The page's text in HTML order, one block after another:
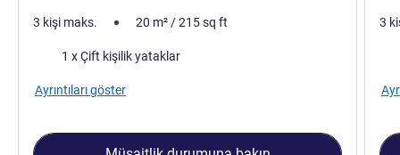
3 kişi maks. 20 m²/215sq ft
1 x Çift kişilik yataklar
Ayrıntıları göster
3